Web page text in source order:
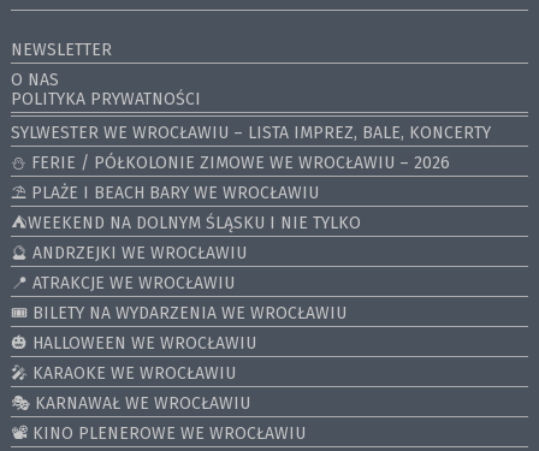
NEWSLETTER
O NAS
POLITYKA PRYWATNOŚCI
SYLWESTER WE WROCŁAWIU – LISTA IMPREZ, BALE, KONCERTY
⛄️ FERIE / PÓŁKOLONIE ZIMOWE WE WROCŁAWIU – 2026
⛱️ PLAŻE I BEACH BARY WE WROCŁAWIU
⛺️WEEKEND NA DOLNYM ŚLĄSKU I NIE TYLKO
🔮 ANDRZEJKI WE WROCŁAWIU
📍 ATRAKCJE WE WROCŁAWIU
🎟️ BILETY NA WYDARZENIA WE WROCŁAWIU
🎃 HALLOWEEN WE WROCŁAWIU
🎤 KARAOKE WE WROCŁAWIU
🎭 KARNAWAŁ WE WROCŁAWIU
📽️ KINO PLENEROWE WE WROCŁAWIU